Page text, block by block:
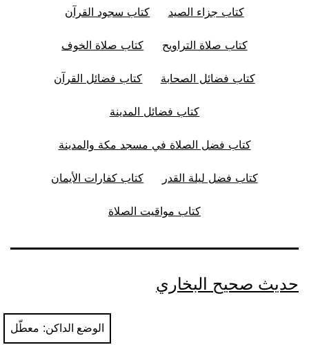
كتاب جزاء الصيد كتاب سجود القرآن
كتاب صلاة التراويح كتاب صلاة الخوف
كتاب فضائل الصحابة كتاب فضائل القرآن
كتاب فضائل المدينة
كتاب فضل الصلاة في مسجد مكة والمدينة
كتاب فضل ليلة القدر كتاب كفارات الأيمان
كتاب مواقيت الصلاة
حديث صحيح البخاري
الوضع الداكن: